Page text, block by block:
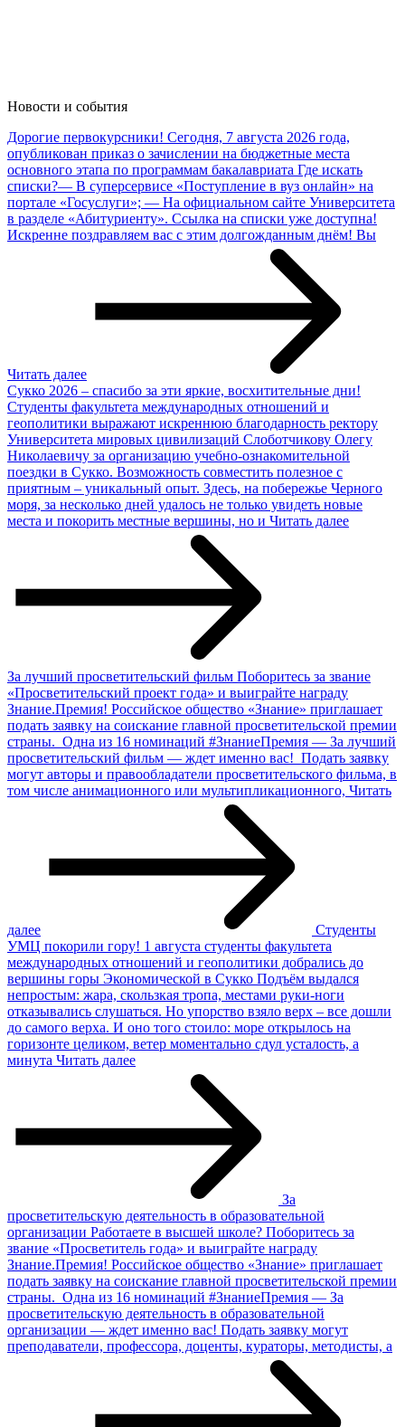
Новости и события
Дорогие первокурсники! Сегодня, 7 августа 2026 года,
опубликован приказ о зачислении на бюджетные места
основного этапа по программам бакалавриата Где искать
списки?— В суперсервисе «Поступление в вуз онлайн» на
портале «Госуслуги»; — На официальном сайте Университета
в разделе «Абитуриенту». Ссылка на списки уже доступна!
Искренне поздравляем вас с этим долгожданным днём! Вы
Читать далее
Сукко 2026 – спасибо за эти яркие, восхитительные дни!
Студенты факультета международных отношений и
геополитики выражают искреннюю благодарность ректору
Университета мировых цивилизаций Слоботчикову Олегу
Николаевичу за организацию учебно-ознакомительной
поездки в Сукко. Возможность совместить полезное с
приятным – уникальный опыт. Здесь, на побережье Черного
моря, за несколько дней удалось не только увидеть новые
места и покорить местные вершины, но и Читать далее
За лучший просветительский фильм Поборитесь за звание
«Просветительский проект года» и выиграйте награду
Знание.Премия! Российское общество «Знание» приглашает
подать заявку на соискание главной просветительской премии
страны. Одна из 16 номинаций #ЗнаниеПремия — За лучший
просветительский фильм — ждет именно вас! Подать заявку
могут авторы и правообладатели просветительского фильма, в
том числе анимационного или мультипликационного, Читать
далее
Студенты
УМЦ покорили гору! 1 августа студенты факультета
международных отношений и геополитики добрались до
вершины горы Экономической в Сукко Подъём выдался
непростым: жара, скользкая тропа, местами руки-ноги
отказывались слушаться. Но упорство взяло верх – все дошли
до самого верха. И оно того стоило: море открылось на
горизонте целиком, ветер моментально сдул усталость, а
минута Читать далее
За
просветительскую деятельность в образовательной
организации Работаете в высшей школе? Поборитесь за
звание «Просветитель года» и выиграйте награду
Знание.Премия! Российское общество «Знание» приглашает
подать заявку на соискание главной просветительской премии
страны. Одна из 16 номинаций #ЗнаниеПремия — За
просветительскую деятельность в образовательной
организации — ждет именно вас! Подать заявку могут
преподаватели, профессора, доценты, кураторы, методисты, а